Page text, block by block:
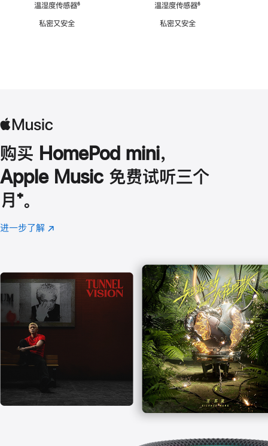
温湿度传感器脚
⁶
私密又安全
温湿度传感器脚
⁶
私密又安全
购买 HomePod mini，
Apple Music 免费试听三个
月 脚
注
⁺。
进一步了解 Apple
(在
口
中
打
开)